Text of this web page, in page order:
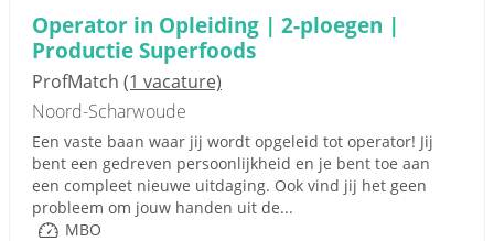
Operator in Opleiding | 2-ploegen |
Productie Superfoods
ProfMatch (1 vacature)
Noord-Scharwoude
Een vaste baan waar jij wordt opgeleid tot operator! Jij
bent een gedreven persoonlijkheid en je bent toe aan
een compleet nieuwe uitdaging. Ook vind jij het geen
probleem om jouw handen uit de...
MBO